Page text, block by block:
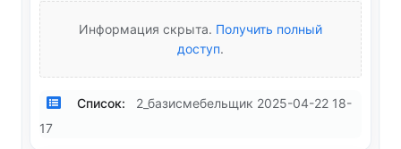
Информация скрыта. Получить полный
доступ.
Список:
2_базисмебельщик 2025-04-22 18-
17